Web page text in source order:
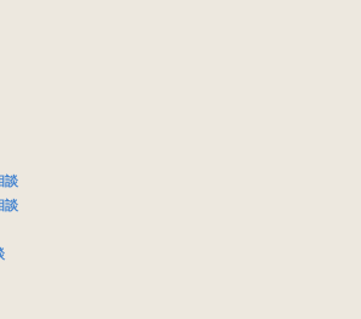
談
談